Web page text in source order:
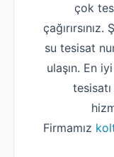
çok
su tesisat
ulaşın. En
Firmamız